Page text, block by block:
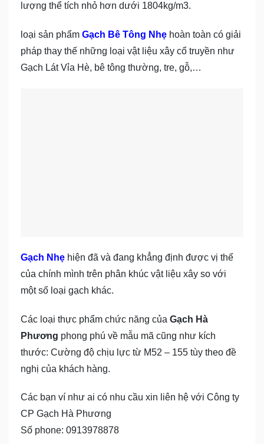
lượng thể tích nhỏ hơn dưới 1804kg/m3.
loại sản phẩm Gạch Bê Tông Nhẹ hoàn toàn có giải
pháp thay thế những loại vật liệu xây cổ truyền như
Gạch Lát Vỉa Hè, bê tông thường, tre, gỗ,…
Gạch Nhẹ hiện đã và đang khẳng định được vị thế
của chính mình trên phân khúc vật liệu xây so với
một số loại gạch khác.
Các loại thực phẩm chức năng của Gạch Hà
Phương phong phú về mẫu mã cũng như kích
thước: Cường độ chịu lực từ M52 – 155 tùy theo đề
nghị của khách hàng.
Các bạn ví như ai có nhu cầu xin liên hệ với Công ty
CP Gạch Hà Phương
Số phone: 0913978878